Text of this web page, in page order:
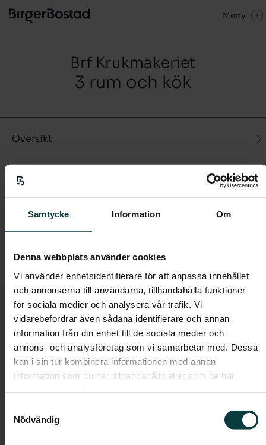
Samtycke Information Om
Denna webbplats använder cookies
Vi använder enhetsidentifierare för att anpassa innehållet
och annonserna till användarna, tillhandahålla funktioner
för sociala medier och analysera vår trafik. Vi
vidarebefordrar även sådana identifierare och annan
information från din enhet till de sociala medier och
annons- och analysföretag som vi samarbetar med. Dessa
kan i sin tur kombinera informationen med annan
information som du har tillhandahållit eller som de har
Nödvändig
Meny
Brf Krukmakeriet
3 rum och kök
Översikt
Bilder
Fastigheterna
Område
HEM HITTA BOSTAD / HITTA BOSTAD SIGTUNA
BRF KRUKMAKERIET
VÄLJ BOSTAD
Kommande
4-1104
3 rum och kök
Boendeform: